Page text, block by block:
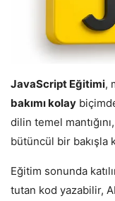
JavaScript Eğitimi,
bakımı kolay
dilin temel
bütüncül bir bakışla
Eğitim sonunda
tutan kod yazabilir,